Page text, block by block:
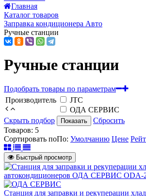
Главная
Каталог товаров
Заправка кондиционера Авто
Ручные станции
Ручные станции
Подобрать товары по параметрам
Производитель
JTC
ОДА СЕРВИС
Скрыть подбор
Показать
Сбросить
Товаров: 5
Сортировать поПо: Умолчанию Цене
Быстрый просмотр
Станция для заправки и рекуперации